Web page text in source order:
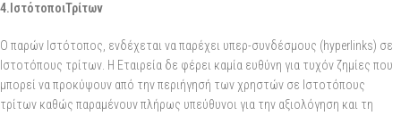
4.ΙστότοποιΤρίτων
Ο παρών Ιστότοπος, ενδέχεται να παρέχει υπερ-συνδέσμους (hyperlinks) σε
Ιστοτόπους τρίτων. Η Εταιρεία δε φέρει καμία ευθύνη για τυχόν ζημίες που
μπορεί να προκύψουν από την περιήγησή των χρηστών σε Ιστοτόπους
τρίτων καθώς παραμένουν πλήρως υπεύθυνοι για την αξιολόγηση και τη